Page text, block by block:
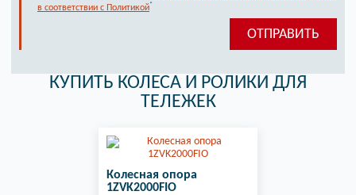
в соответствии с Политикой*
КУПИТЬ КОЛЕСА И РОЛИКИ ДЛЯ
ТЕЛЕЖЕК
Колесная опора
1ZVK2000FIO